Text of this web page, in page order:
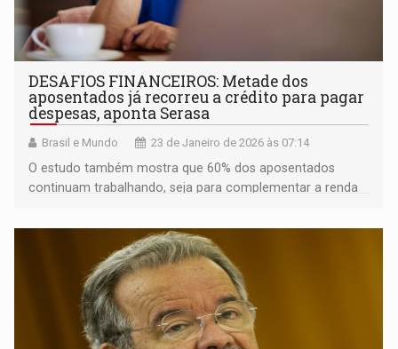
DESAFIOS FINANCEIROS: Metade dos
aposentados já recorreu a crédito para pagar
despesas, aponta Serasa
Brasil e Mundo 23 de Janeiro de 2026 às 07:14
O estudo também mostra que 60% dos aposentados
continuam trabalhando, seja para complementar a renda